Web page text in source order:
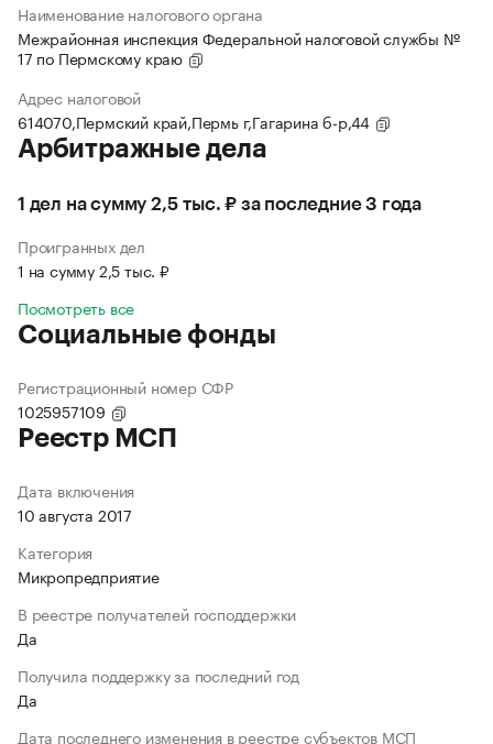
Наименование налогового органа
Межрайонная инспекция Федеральной налоговой службы №
17 по Пермскому краю
Адрес налоговой
614070,Пермский край,Пермь г,Гагарина б-р,44
Арбитражные дела
1 дел на сумму 2,5 тыс. ₽ за последние 3 года
Проигранных дел
1 на сумму 2,5 тыс. ₽
Посмотреть все
Социальные фонды
Регистрационный номер СФР
1025957109
Реестр МСП
Дата включения
10 августа 2017
Категория
Микропредприятие
В реестре получателей господдержки
Да
Получила поддержку за последний год
Да
Дата последнего изменения в реестре субъектов МСП